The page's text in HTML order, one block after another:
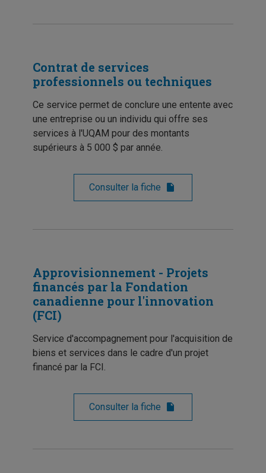
Contrat de services
professionnels ou techniques
Ce service permet de conclure une entente avec
une entreprise ou un individu qui offre ses
services à l'UQAM pour des montants
supérieurs à 5 000 $ par année.
Consulter la fiche
Approvisionnement - Projets
financés par la Fondation
canadienne pour l'innovation
(FCI)
Service d'accompagnement pour l'acquisition de
biens et services dans le cadre d'un projet
financé par la FCI.
Consulter la fiche